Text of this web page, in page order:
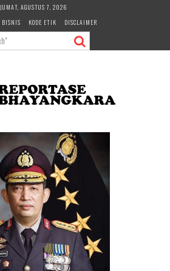
JUMAT, AGUSTUS 7, 2026
BISNIS KODE ETIK DISCLAIMER